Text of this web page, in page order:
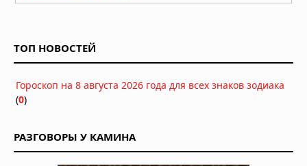
обезьян
04.06.2026 в 15:01
04.06.2026 в 07:23
ТОП НОВОСТЕЙ
Гороскоп на 8 августа 2026 года для всех знаков зодиака
(0)
РАЗГОВОРЫ У КАМИНА